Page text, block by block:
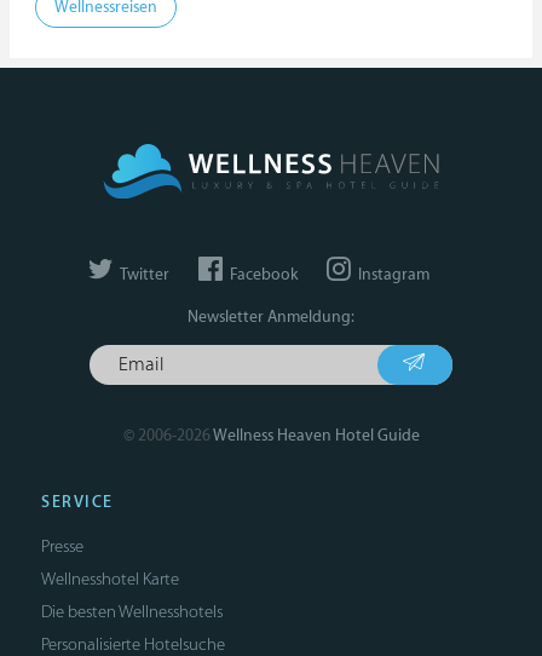
Wellnessreisen
Twitter Facebook Instagram
Newsletter Anmeldung:
© 2006-2026Wellness Heaven Hotel Guide
SERVICE
Presse
Wellnesshotel Karte
Die besten Wellnesshotels
Personalisierte Hotelsuche